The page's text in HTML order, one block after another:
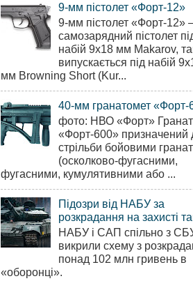
9-мм пістолет «Форт-12»
9-мм пістолет «Форт-12»
самозарядний пістолет
набій 9х18 мм Makarov,
випускається під набій
мм Browning Short (Kur...
40-мм гранатомет «Форт-
фото: НВО «Форт»
«Форт-600» призначений
стрільби бойовими
(осколково-фугасними,
фугасними, кумулятивними або ...
Підозри від НАБУ за
розкрадання на захисті
НАБУ і САП спільно з
викрили схему з
понад 102 млн гривень в
«оборонці».